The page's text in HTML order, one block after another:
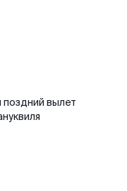
вылет